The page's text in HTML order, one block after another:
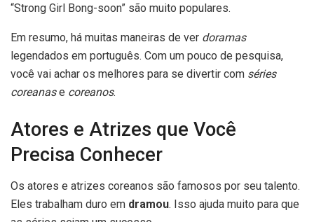
“Strong Girl Bong-soon” são muito populares.
Em resumo, há muitas maneiras de ver doramas
legendados em português. Com um pouco de pesquisa,
você vai achar os melhores para se divertir com séries
coreanase coreanos.
Atores e Atrizes que Você
Precisa Conhecer
Os atores e atrizes coreanos são famosos por seu talento.
Eles trabalham duro em dramou. Isso ajuda muito para que